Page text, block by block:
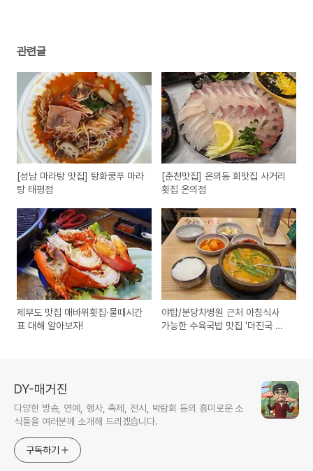
관련글
[성남 마라탕 맛집] 탕화쿵푸 마라
탕 태평점
[춘천맛집] 온의동 회맛집 사거리
횟집 온의점
제부도 맛집 매바위횟집·물때시간
표 대해 알아보자!
야탑/분당차병원 근처 아침식사
가능한 수육국밥 맛집 '더진국 수
DY-매거진
다양한 방송, 연예, 행사, 축제, 전시, 박람회 등의 흥미로운 소
식들을 여러분께 소개해 드리겠습니다.
구독하기